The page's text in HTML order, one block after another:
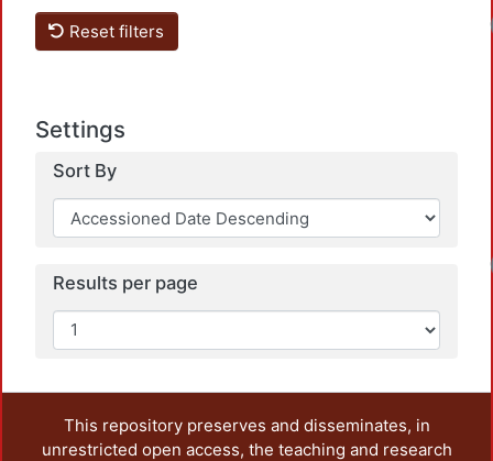
Reset filters
Settings
Sort By
Results per page
This repository preserves and disseminates, in
unrestricted open access, the teaching and research